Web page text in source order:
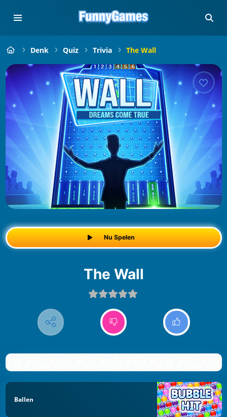
Denk Quiz Trivia The Wall
Nu Spelen
The Wall
Ballen